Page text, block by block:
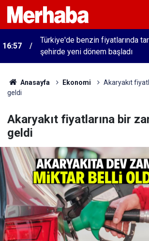
16:57
Türkiye'de benzin fiyatlarında
şehirde yeni dönem başladı
Anasayfa Ekonomi
Akaryakıt
geldi
Akaryakıt fiyatlarına bir
geldi